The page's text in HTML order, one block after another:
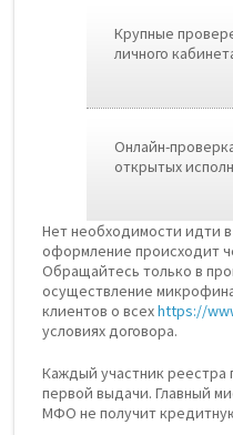
Крупные
личного
Онлайн-
открытых
Нет необходимости идти
оформление происходит
Обращайтесь только в
осуществление
клиентов о всехhttps://
условиях договора.
Каждый участник
первой выдачи. Главный
МФО не получит